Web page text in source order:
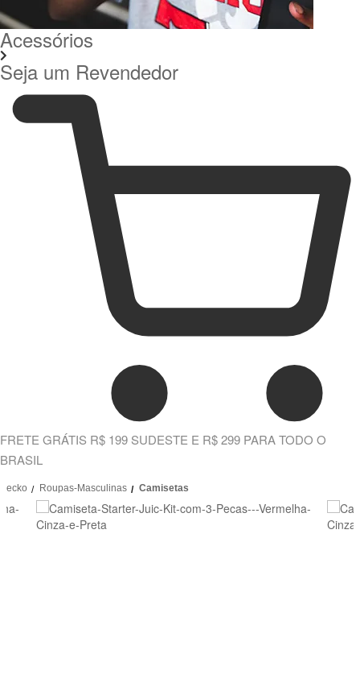
Acessórios
Seja um Revendedor
FRETE GRÁTIS R$ 199 SUDESTE E R$ 299 PARA TODO O
BRASIL
ecko Roupas-Masculinas Camisetas